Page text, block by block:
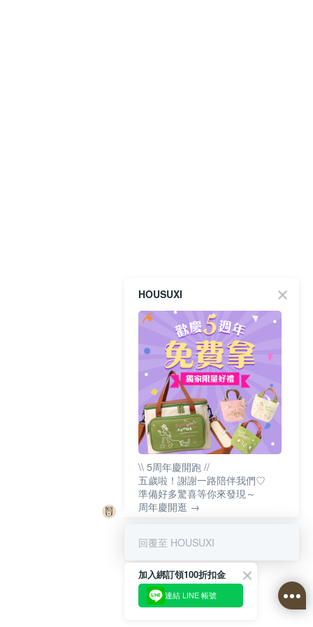
HOUSUXI
\\ 5周年慶開跑 //
五歲啦！謝謝一路陪伴我們♡
準備好多驚喜等你來發現～
周年慶開逛 →
回覆至 HOUSUXI
加入綁訂領100折扣金
連結 LINE 帳號